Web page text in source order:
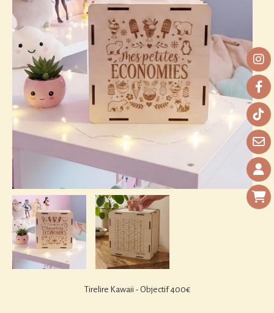
Tirelire Kawaii - Objectif 400€